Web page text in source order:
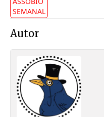
SEMANAL
Autor